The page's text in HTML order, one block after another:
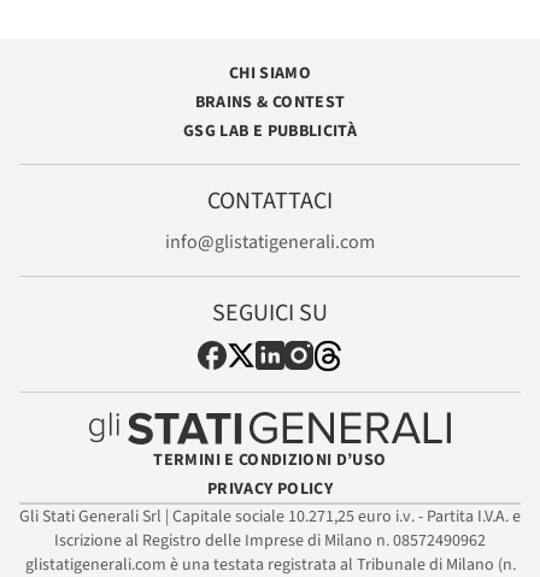
CHI SIAMO
BRAINS & CONTEST
GSG LAB E PUBBLICITÀ
CONTATTACI
info@glistatigenerali.com
SEGUICI SU
TERMINI E CONDIZIONI D’USO
PRIVACY POLICY
Gli Stati Generali Srl | Capitale sociale 10.271,25 euro i.v. - Partita I.V.A. e
Iscrizione al Registro delle Imprese di Milano n. 08572490962
glistatigenerali.com è una testata registrata al Tribunale di Milano (n.